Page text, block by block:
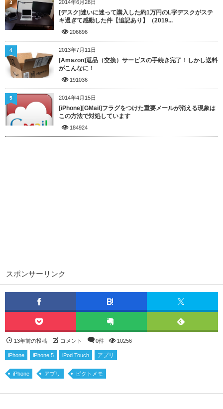
2014年6月28日
[デスク]迷いに迷って購入した約1万円のL字デスクがステ
キ過ぎて感動した件【追記あり】（2019...
206696
3
2013年7月11日
[Amazon]返品（交換）サービスの手続き完了！しかし送料
がこんなに！
191036
4
2014年4月15日
[iPhone][GMail]フラグをつけた重要メールが消える現象は
この方法で対処しています
184924
5
スポンサーリンク
13年前の投稿 コメント 0件 10256
iPhone iPhone 5 iPod Touch アプリ
iPhone アプリ ピクトメモ